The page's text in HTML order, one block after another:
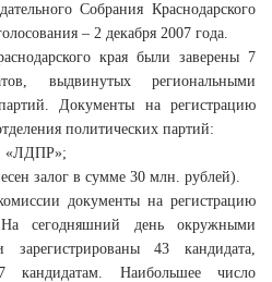
Собрания Краснодарского
– 2 декабря 2007 года.
края были заверены 7
выдвинутых региональными
Документы на регистрацию
политических партий:
«ЛДПР»;
залог в сумме 30 млн. рублей).
документы на регистрацию
сегодняшний день окружными
зарегистрированы 43 кандидата,
кандидатам. Наибольшее число